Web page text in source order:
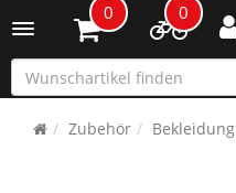
Toggle navigation
0 0
Zubehör Bekleidung